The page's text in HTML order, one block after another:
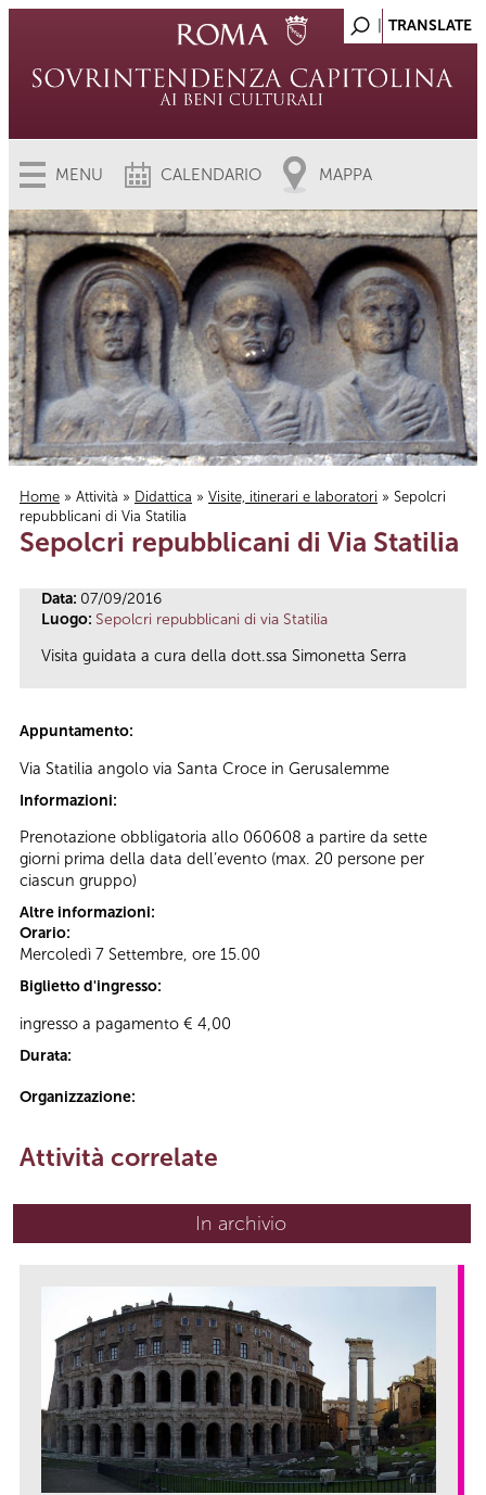
MENU CALENDARIO MAPPA
Tu sei qui
Home » Attività » Didattica » Visite, itinerari e laboratori » Sepolcri
repubblicani di Via Statilia
Sepolcri repubblicani di Via Statilia
Data: 07/09/2016
Luogo: Sepolcri repubblicani di via Statilia
Visita guidata a cura della dott.ssa Simonetta Serra
Appuntamento:
Via Statilia angolo via Santa Croce in Gerusalemme
Informazioni:
Prenotazione obbligatoria allo 060608 a partire da sette
giorni prima della data dell’evento (max. 20 persone per
ciascun gruppo)
Altre informazioni:
Orario:
Mercoledì 7 Settembre, ore 15.00
Biglietto d'ingresso:
ingresso a pagamento € 4,00
Durata:
Organizzazione:
Attività correlate
In archivio